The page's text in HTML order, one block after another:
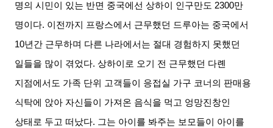
명의 시민이 있는 반면 중국에선 상하이 인구만도 2300만
명이다. 이전까지 프랑스에서 근무했던 드루아는 중국에서
10년간 근무하며 다른 나라에서는 절대 경험하지 못했던
일들을 많이 겪었다.상하이로 오기 전 근무했던 다롄
지점에서도 가족 단위 고객들이 응접실 가구 코너의 판매용
식탁에 앉아 자신들이 가져온 음식을 먹고 엉망진창인
상태로 두고 떠났다. 그는 아이를 봐주는 보모들이 아이를